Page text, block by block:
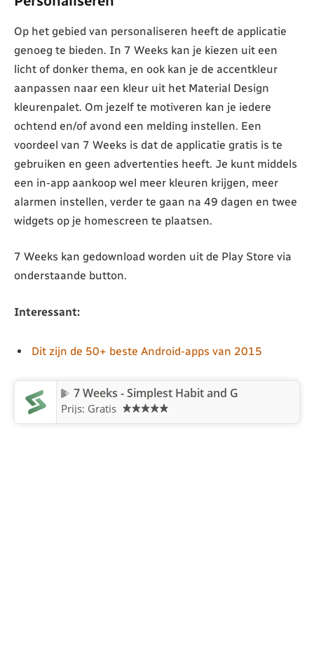
Op het gebied van personaliseren heeft de applicatie
genoeg te bieden. In 7 Weeks kan je kiezen uit een
licht of donker thema, en ook kan je de accentkleur
aanpassen naar een kleur uit het Material Design
kleurenpalet. Om jezelf te motiveren kan je iedere
ochtend en/of avond een melding instellen. Een
voordeel van 7 Weeks is dat de applicatie gratis is te
gebruiken en geen advertenties heeft. Je kunt middels
een in-app aankoop wel meer kleuren krijgen, meer
alarmen instellen, verder te gaan na 49 dagen en twee
widgets op je homescreen te plaatsen.
7 Weeks kan gedownload worden uit de Play Store via
onderstaande button.
Interessant:
Dit zijn de 50+ beste Android-apps van 2015
7 Weeks - Simplest Habit and G
Prijs: Gratis